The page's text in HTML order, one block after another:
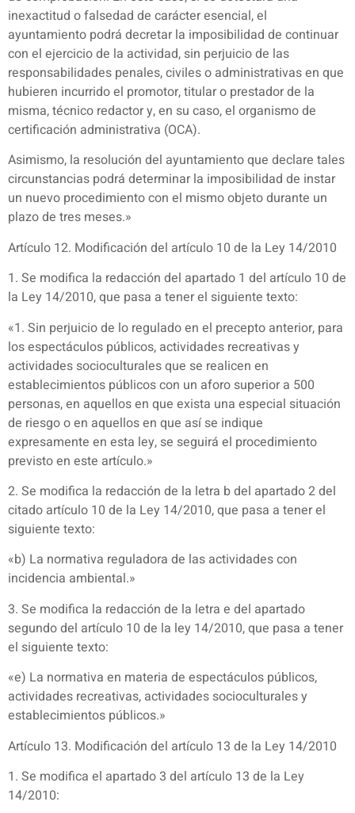
inexactitud o falsedad de carácter esencial, el
ayuntamiento podrá decretar la imposibilidad de continuar
con el ejercicio de la actividad, sin perjuicio de las
responsabilidades penales, civiles o administrativas en que
hubieren incurrido el promotor, titular o prestador de la
misma, técnico redactor y, en su caso, el organismo de
certificación administrativa (OCA).
Asimismo, la resolución del ayuntamiento que declare tales
circunstancias podrá determinar la imposibilidad de instar
un nuevo procedimiento con el mismo objeto durante un
plazo de tres meses.»
Artículo 12. Modificación del artículo 10 de la Ley 14/2010
1. Se modifica la redacción del apartado 1 del artículo 10 de
la Ley 14/2010, que pasa a tener el siguiente texto:
«1. Sin perjuicio de lo regulado en el precepto anterior, para
los espectáculos públicos, actividades recreativas y
actividades socioculturales que se realicen en
establecimientos públicos con un aforo superior a 500
personas, en aquellos en que exista una especial situación
de riesgo o en aquellos en que así se indique
expresamente en esta ley, se seguirá el procedimiento
previsto en este artículo.»
2. Se modifica la redacción de la letra b del apartado 2 del
citado artículo 10 de la Ley 14/2010, que pasa a tener el
siguiente texto:
«b) La normativa reguladora de las actividades con
incidencia ambiental.»
3. Se modifica la redacción de la letra e del apartado
segundo del artículo 10 de la ley 14/2010, que pasa a tener
el siguiente texto:
«e) La normativa en materia de espectáculos públicos,
actividades recreativas, actividades socioculturales y
establecimientos públicos.»
Artículo 13. Modificación del artículo 13 de la Ley 14/2010
1. Se modifica el apartado 3 del artículo 13 de la Ley
14/2010: